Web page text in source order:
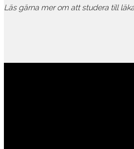
Läs gärna mer om att studera till